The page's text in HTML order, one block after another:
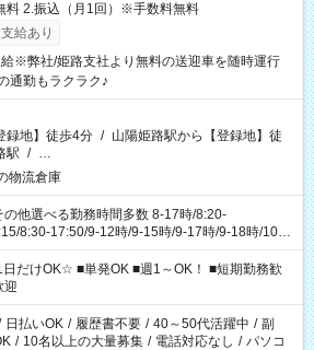
料 2.振込（月1回）※手数料無料
給あり
※弊社/姫路支社より無料の送迎車を随時運行
勤もラクラク♪
録地】徒歩4分 / 山陽姫路駅から【登録地】徒
駅 / …
物流倉庫
8:30-17:50/9-12時/9-15時/9-17時/9-18時/10-
ど！ ご都合に合わせてお選びいただけます〇
だけOK☆ ■単発OK ■週1～OK！ ■短期勤務歓
迎
日払いOK / 履歴書不要 / 40～50代活躍中 / 副
/ 10名以上の大量募集 / 電話対応なし / パソコ